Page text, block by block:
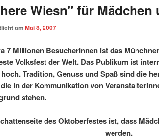
Wiesn" für Mädchen
am Mai 8, 2007
7 Millionen BesucherInnen ist das
Volksfest der Welt. Das Publikum ist
Tradition, Genuss und Spaß sind die
in der Kommunikation von
stehen.
des Oktoberfestes ist, dass
werden.